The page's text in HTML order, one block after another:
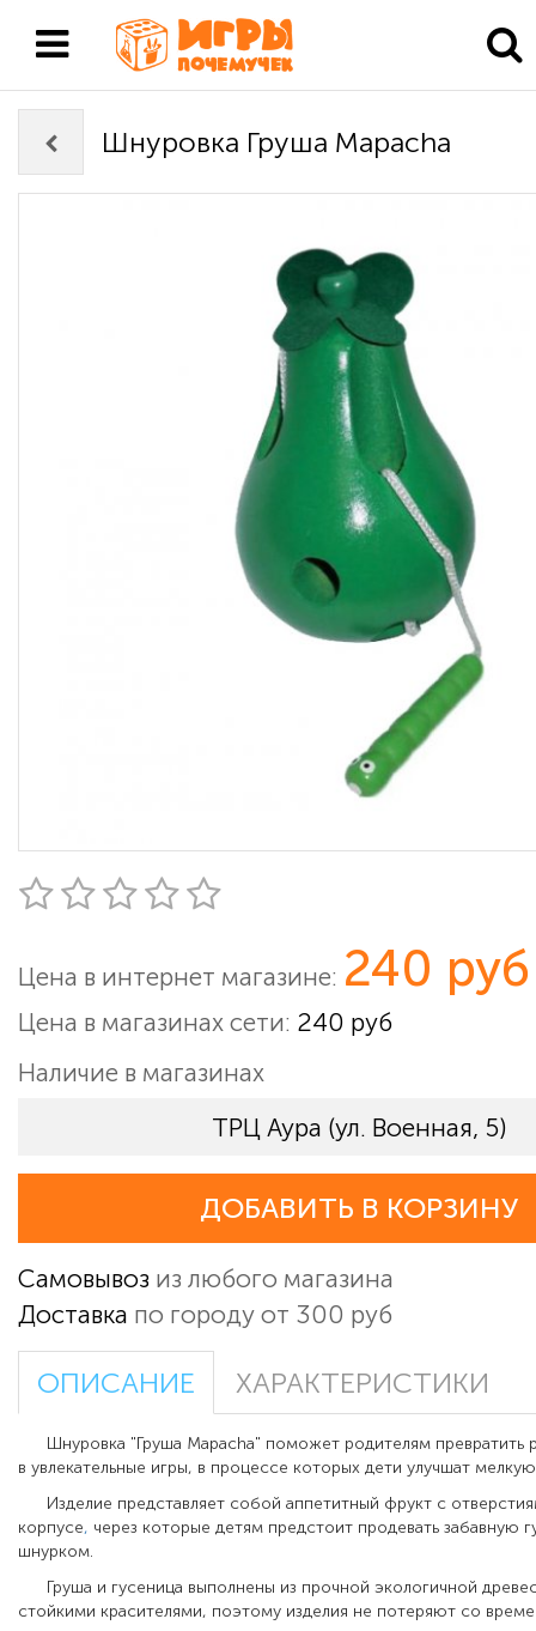
Шнуровка Груша Mapacha
Цена в интернет магазине: 240 руб
Цена в магазинах сети: 240 руб
Наличие в магазинах
ТРЦ Аура (ул. Военная, 5)
ДОБАВИТЬ В КОРЗИНУ
Самовывоз из любого магазина
Доставка по городу от 300 руб
ОПИСАНИЕ ХАРАКТЕРИСТИКИ
Шнуровка "Груша Mapacha" поможет родителям превратить
в увлекательные игры, в процессе которых дети улучшат
Изделие представляет собой аппетитный фрукт с
корпусе, через которые детям предстоит продевать забавную
шнурком.
Груша и гусеница выполнены из прочной экологичной
стойкими красителями, поэтому изделия не потеряют со